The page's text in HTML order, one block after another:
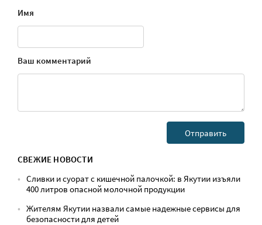
Имя
Ваш комментарий
СВЕЖИЕ НОВОСТИ
Сливки и суорат с кишечной палочкой: в Якутии изъяли
400 литров опасной молочной продукции
Жителям Якутии назвали самые надежные сервисы для
безопасности для детей